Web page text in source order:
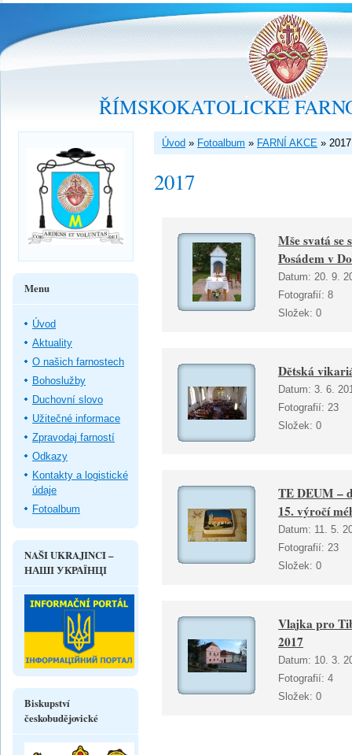
ŘÍMSKOKATOLICKÉ
Úvod » Fotoalbum » FARNÍ AKCE » 2017
2017
Mše svatá se
Posádem v
Datum: 20. 9.
Fotografií: 8
Složek: 0
Dětská
Datum: 3. 6.
Fotografií: 23
Složek: 0
TE DEUM –
15. výročí
Datum: 11. 5.
Fotografií: 23
Složek: 0
Vlajka pro
2017
Datum: 10. 3.
Fotografií: 4
Složek: 0
Menu
Úvod
Aktuality
O našich farnostech
Bohoslužby
Duchovní slovo
Užitečné informace
Zpravodaj farností
Odkazy
Kontakty a logistické
údaje
Fotoalbum
NAŠI UKRAJINCI –
НАШІ УКРАЇНЦІ
Biskupství
českobudějovické